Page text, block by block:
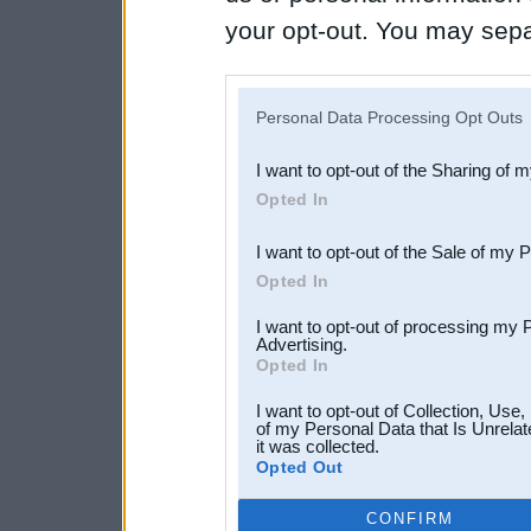
your opt-out. You may
Downstream Participants
third parties.
Personal Data Processing Opt Outs
I want to opt-out of the Sharing of
Opted In
I want to opt-out of the Sale of my
Opted In
I want to opt-out of processing my
Advertising.
Opted In
I want to opt-out of Collection,
of my Personal Data that Is
it was collected.
Opted Out
CONFIRM